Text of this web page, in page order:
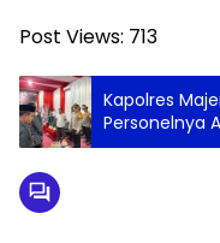
Post Views: 713
Kapolres
Personelnya
dan